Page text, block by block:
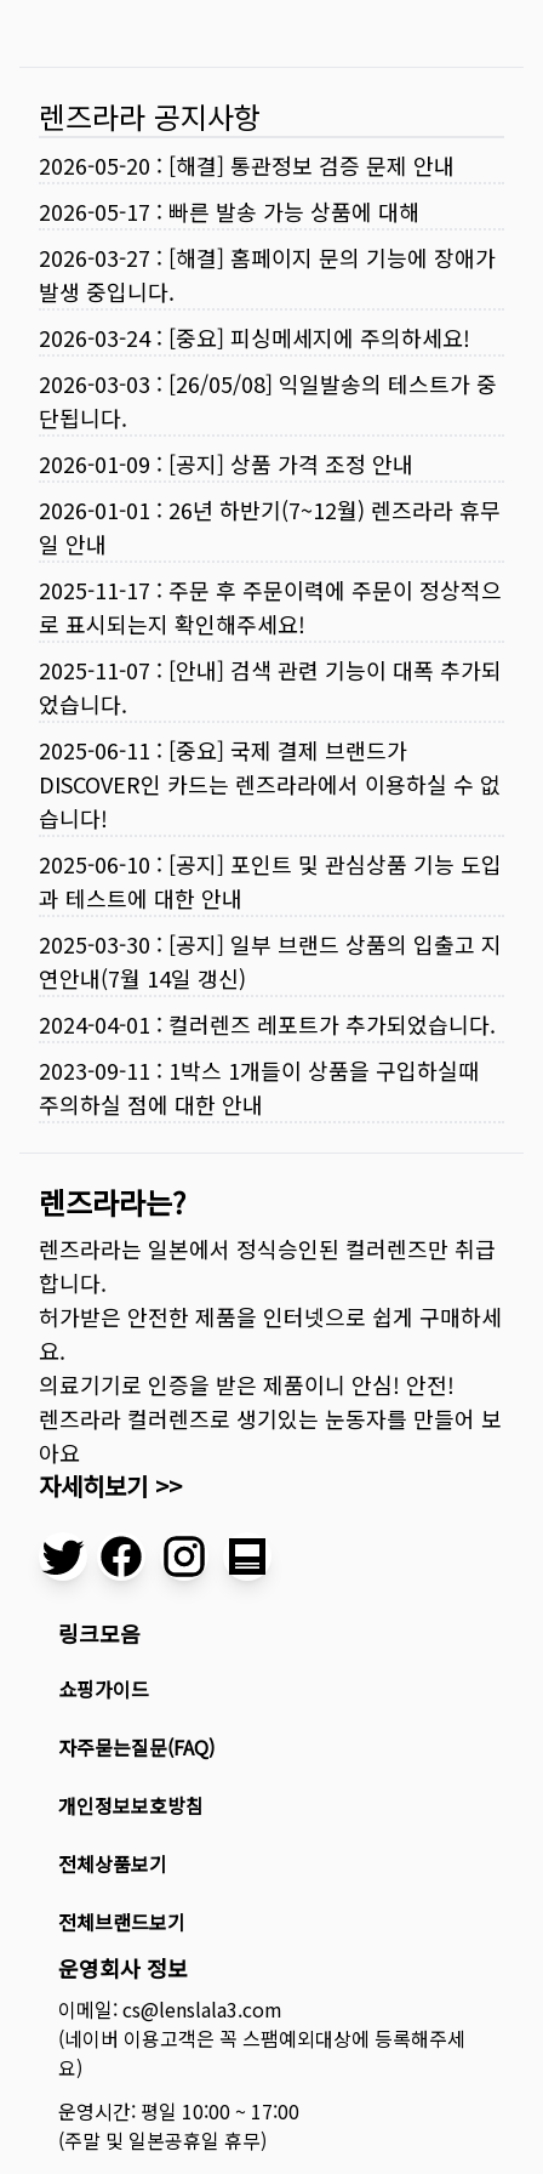
렌즈라라 공지사항
2026-05-20 : [해결] 통관정보 검증 문제 안내
2026-05-17 : 빠른 발송 가능 상품에 대해
2026-03-27 : [해결] 홈페이지 문의 기능에 장애가
발생 중입니다.
2026-03-24: [중요] 피싱메세지에 주의하세요!
2026-03-03 : [26/05/08] 익일발송의 테스트가 중
단됩니다.
2026-01-09 : [공지] 상품 가격 조정 안내
2026-01-01 : 26년 하반기(7~12월) 렌즈라라 휴무
일 안내
2025-11-17 : 주문 후 주문이력에 주문이 정상적으
로 표시되는지 확인해주세요!
2025-11-07 : [안내] 검색 관련 기능이 대폭 추가되
었습니다.
2025-06-11 : [중요] 국제 결제 브랜드가
DISCOVER인 카드는 렌즈라라에서 이용하실 수 없
습니다!
2025-06-10 : [공지] 포인트 및 관심상품 기능 도입
과 테스트에 대한 안내
2025-03-30 : [공지] 일부 브랜드 상품의 입출고 지
연안내(7월 14일 갱신)
2024-04-01 : 컬러렌즈 레포트가 추가되었습니다.
2023-09-11 : 1박스 1개들이 상품을 구입하실때
주의하실 점에 대한 안내
렌즈라라는?
렌즈라라는 일본에서 정식승인된 컬러렌즈만 취급
합니다.
허가받은 안전한 제품을 인터넷으로 쉽게 구매하세
요.
의료기기로 인증을 받은 제품이니 안심! 안전!
렌즈라라 컬러렌즈로 생기있는 눈동자를 만들어 보
아요
자세히보기 >>
링크모음
쇼핑가이드
자주묻는질문(FAQ)
개인정보보호방침
전체상품보기
전체브랜드보기
운영회사 정보
이메일: cs@lenslala3.com
(네이버 이용고객은 꼭 스팸예외대상에 등록해주세
요)
운영시간: 평일 10:00 ~ 17:00
(주말 및 일본공휴일 휴무)